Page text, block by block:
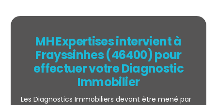
MH Expertises intervient à
Frayssinhes (46400) pour
effectuer votre Diagnostic
Immobilier
Les Diagnostics Immobiliers devant être mené par